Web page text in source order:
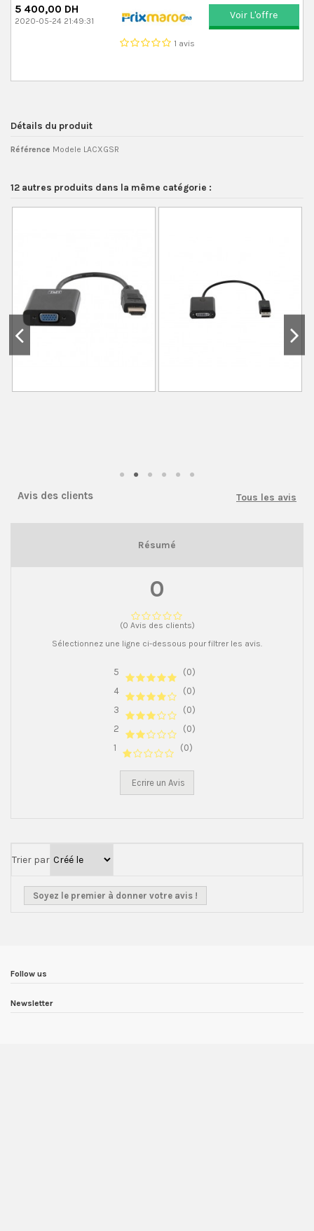
5 400,00 DH
2020-05-24 21:49:31
1 avis
Voir L'offre
Détails du produit
Référence Modele LACXGSR
12 autres produits dans la même catégorie :
Avis des clients Tous les avis
Résumé
0
(0 Avis des clients)
Sélectionnez une ligne ci-dessous pour filtrer les avis.
5
(0)
4
(0)
3
(0)
2
(0)
1
(0)
Ecrire un Avis
Trier par
Soyez le premier à donner votre avis !
Follow us
Newsletter